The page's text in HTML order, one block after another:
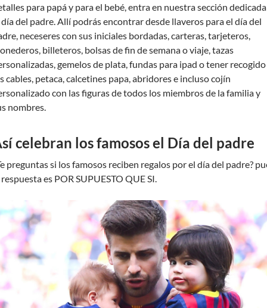
para papá y para el bebé, entra en nuestra sección dedicada
del padre. Allí podrás encontrar desde llaveros para el día del
neceseres con sus iniciales bordadas, carteras, tarjeteros,
billeteros, bolsas de fin de semana o viaje, tazas
gemelos de plata, fundas para ipad o tener recogido
cables, petaca, calcetines papa, abridores e incluso cojín
con las figuras de todos los miembros de la familia y
nombres.
celebran los famosos el Día del padre
preguntas si los famosos reciben regalos por el día del padre?
es POR SUPUESTO QUE SI.